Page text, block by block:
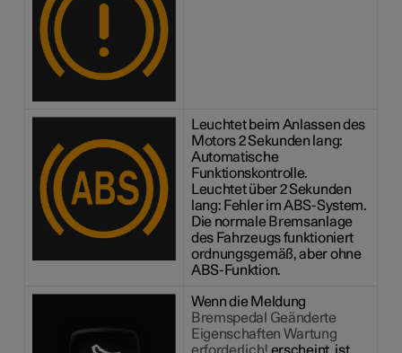
Leuchtet beim Anlassen des
Motors 2 Sekunden lang:
Automatische
Funktionskontrolle.
Leuchtet über 2 Sekunden
lang: Fehler im ABS-System.
Die normale Bremsanlage
des Fahrzeugs funktioniert
ordnungsgemäß, aber ohne
ABS-Funktion.
Wenn die Meldung
Bremspedal Geänderte
Eigenschaften Wartung